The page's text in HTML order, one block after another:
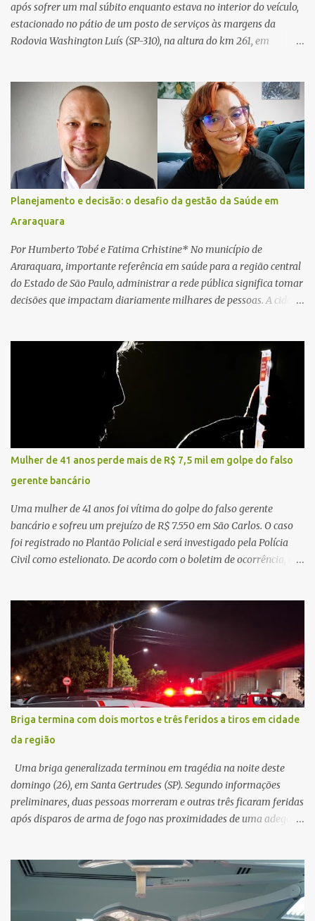
após sofrer um mal súbito enquanto estava no interior do veículo,
estacionado no pátio de um posto de serviços às margens da
Rodovia Washington Luís (SP-310), na altura do km 261, em
relatos de que havia um condutor inconsciente dentro de um
caminhão. Equipes de resgate foram rapidamente deslocadas ao
local e encontraram a vítima em parada cardiorrespiratória. Os
socorristas iniciaram imediatamente as manobras de reanimação
cardiopulmonar (RCP), porém, apesar de todos os esforços, o
motorista não respondeu aos procedimentos. Às 17h03, médicos
da Unidade de Suporte Avançado constataram o óbito da vítima.
Fonte: São Carlos Agora
Planejamento e decisão: o desafio da gestão da Saúde em
Araraquara
Por Humberto Tobé e Fatima Crhistine* No município de
Araraquara, importante referência em saúde para a região central
do Estado de São Paulo, administrar a rede pública significa tomar
decisões que impactam diariamente milhares de pessoas. A cidade
município, mas também de diversas cidades do entorno,
ampliando significativamente a responsabilidade da gestão sobre
o Sistema Único de Saúde (SUS). Nos últimos anos, o Governo
Federal tem ampliado investimentos destinados ao fortalecimento
da atenção básica, da infraestrutura hospitalar e da
regionalização dos serviços de saúde. Entretanto, em um cenário
de demandas crescentes e recursos necessariamente limitados, a
principal missão da gestão pública não é apenas investir mais,
mas decidir melhor onde investir para produzir o maior benefício
possível à população. Essa reflexão encontra respaldo tanto na
teoria da admini...
Mulher de 41 anos perde mais de R$ 7,5 mil em golpe do falso
gerente bancário
Uma mulher de 41 anos foi vítima do golpe do falso gerente
bancário e sofreu um prejuízo de R$ 7.550 em São Carlos. O caso
foi registrado no Plantão Policial e será investigado pela Polícia
Civil como estelionato. De acordo com o boletim de ocorrência, a
suspeito alegou que seria necessário atualizar o cadastro da conta
e passou a orientar a vítima sobre os procedimentos que deveriam
ser realizados. Dias depois, o golpista enviou um documento em
PDF simulando uma comunicação oficial da instituição financeira.
Na sequência, entrou em contato por telefone e encaminhou um
link, orientando a vítima a acessá-lo pelo computador para
concluir a suposta atualização cadastral. Após realizar o
procedimento, a conta bancária ficou bloqueada por algumas
horas. Sem conseguir acessar o sistema, a vítima tentou
novamente contato com o suposto gerente, mas não obteve
resposta. Na segunda-fe...
Briga termina com dois mortos e três feridos a tiros em cidade
da região
Uma briga generalizada terminou em tragédia na noite deste
domingo (26), em Santa Gertrudes (SP). Segundo informações
preliminares, duas pessoas morreram e outras três ficaram feridas
após disparos de arma de fogo nas proximidades de uma adega. O
começado dentro do estabelecimento e se estendido para a área
externa, quando dois homens armados passaram a efetuar
diversos disparos. Duas vítimas morreram ainda no local. Outras